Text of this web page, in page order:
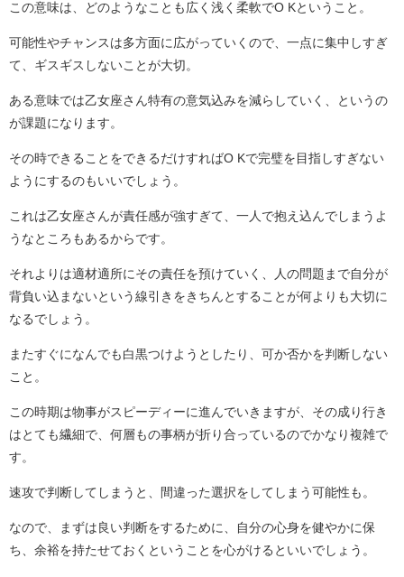
この意味は、どのようなことも広く浅く柔軟でO Kということ。
可能性やチャンスは多方面に広がっていくので、一点に集中しすぎ
て、ギスギスしないことが大切。
ある意味では乙女座さん特有の意気込みを減らしていく、というの
が課題になります。
その時できることをできるだけすればO Kで完璧を目指しすぎない
ようにするのもいいでしょう。
これは乙女座さんが責任感が強すぎて、一人で抱え込んでしまうよ
うなところもあるからです。
それよりは適材適所にその責任を預けていく、人の問題まで自分が
背負い込まないという線引きをきちんとすることが何よりも大切に
なるでしょう。
またすぐになんでも白黒つけようとしたり、可か否かを判断しない
こと。
この時期は物事がスピーディーに進んでいきますが、その成り行き
はとても繊細で、何層もの事柄が折り合っているのでかなり複雑で
す。
速攻で判断してしまうと、間違った選択をしてしまう可能性も。
なので、まずは良い判断をするために、自分の心身を健やかに保
ち、余裕を持たせておくということを心がけるといいでしょう。